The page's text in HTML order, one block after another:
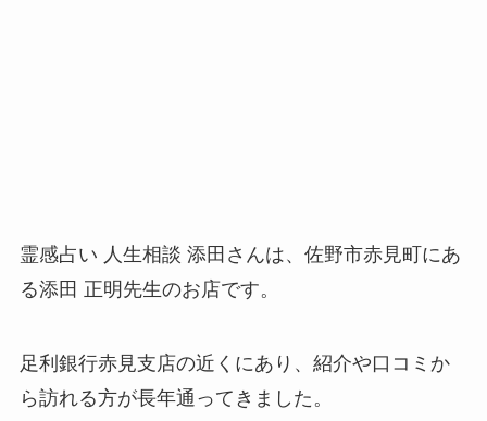
霊感占い 人生相談 添田さんは、佐野市赤見町にあ
る添田 正明先生のお店です。
足利銀行赤見支店の近くにあり、紹介や口コミか
ら訪れる方が長年通ってきました。